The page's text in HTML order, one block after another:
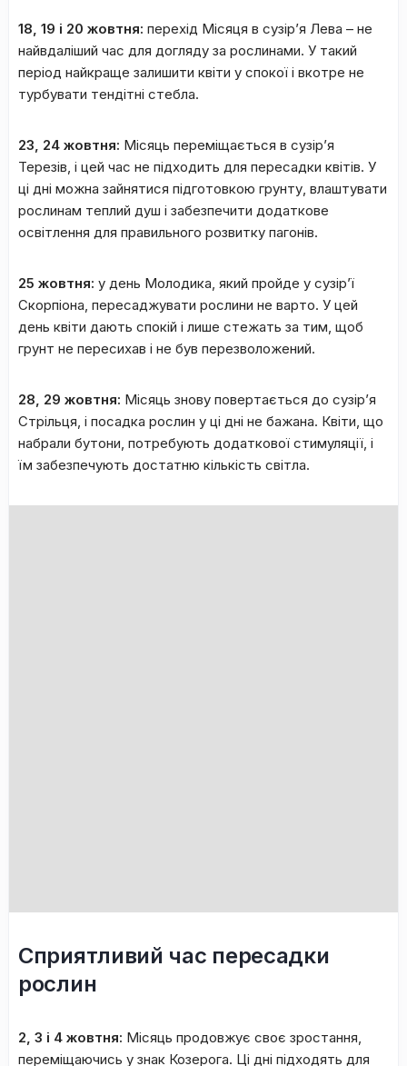
18, 19 і 20 жовтня: перехід Місяця в сузір’я Лева – не
найвдаліший час для догляду за рослинами. У такий
період найкраще залишити квіти у спокої і вкотре не
турбувати тендітні стебла.
23, 24 жовтня: Місяць переміщається в сузір’я
Терезів, і цей час не підходить для пересадки квітів. У
ці дні можна зайнятися підготовкою грунту, влаштувати
рослинам теплий душ і забезпечити додаткове
освітлення для правильного розвитку пагонів.
25 жовтня: у день Молодика, який пройде у сузір’ї
Скорпіона, пересаджувати рослини не варто. У цей
день квіти дають спокій і лише стежать за тим, щоб
грунт не пересихав і не був перезволожений.
28, 29 жовтня: Місяць знову повертається до сузір’я
Стрільця, і посадка рослин у ці дні не бажана. Квіти, що
набрали бутони, потребують додаткової стимуляції, і
їм забезпечують достатню кількість світла.
Сприятливий час пересадки
рослин
2, 3 і 4 жовтня: Місяць продовжує своє зростання,
переміщаючись у знак Козерога. Ці дні підходять для